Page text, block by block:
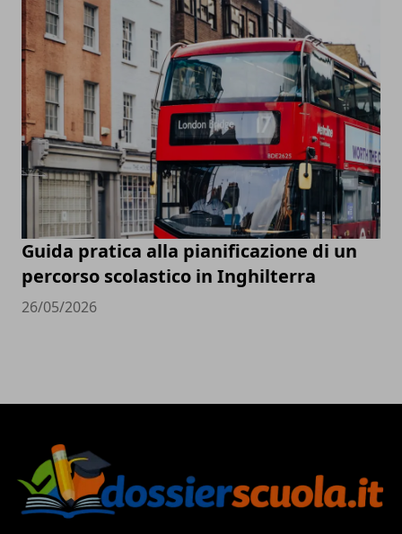
Guida pratica alla pianificazione di un
percorso scolastico in Inghilterra
26/05/2026